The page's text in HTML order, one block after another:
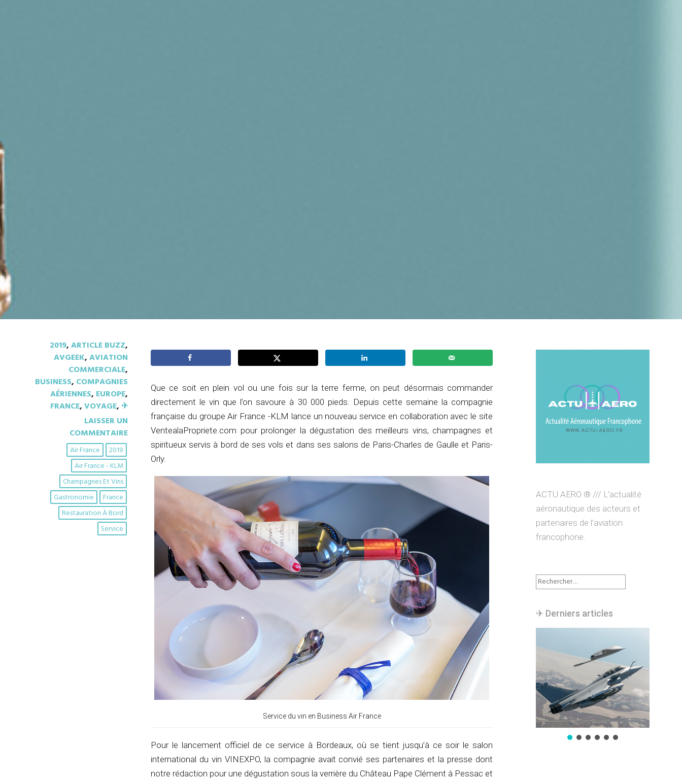
2019,ARTICLE BUZZ,
AVGEEK,AVIATION
COMMERCIALE,
BUSINESS, COMPAGNIES
AÉRIENNES, EUROPE,
FRANCE,VOYAGE, ✈︎
LAISSER UN
COMMENTAIRE
2019
Air France
Air France - KLM
Champagnes Et Vins
France
Gastronomie
Restauration À Bord
Service
Que ce soit en plein vol ou une fois sur la terre ferme, on peut désormais commander
directement le vin que l’on savoure à 30 000 pieds. Depuis cette semaine la compagnie
française du groupe Air France -KLM lance un nouveau service en collaboration avec le site
VentealaPropriete.com pour prolonger la dégustation des meilleurs vins, champagnes et
spiritueux servis à bord de ses vols et dans ses salons de Paris-Charles de Gaulle et Paris-
Orly.
Service du vin en Business Air France
Pour le lancement officiel de ce service à Bordeaux, où se tient jusqu’à ce soir le salon
international du vin VINEXPO, la compagnie avait convié ses partenaires et la presse dont
notre rédaction pour une dégustation sous la verrière du Château Pape Clément à Pessac et
ACTU AERO ® /// L’actualité
aéronautique des acteurs et
partenaires de l’aviation
francophone.
Rechercher :
✈︎ Derniers articles